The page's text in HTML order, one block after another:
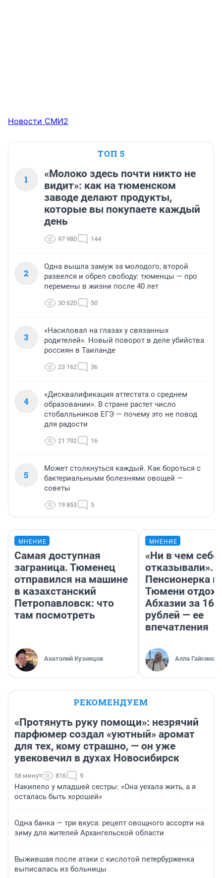
Новости СМИ2
ТОП 5
1
«Молоко здесь почти никто не
видит»: как на тюменском
заводе делают продукты,
которые вы покупаете каждый
день
97 980 144
2
Одна вышла замуж за молодого, второй
развелся и обрел свободу: тюменцы — про
перемены в жизни после 40 лет
30 620 50
3
«Насиловал на глазах у связанных
родителей». Новый поворот в деле убийства
россиян в Таиланде
23 162 36
4
«Дисквалификация аттестата о среднем
образовании». В стране растет число
стобалльников ЕГЭ — почему это не повод
для радости
21 792 16
5
Может столкнуться каждый. Как бороться с
бактериальными болезнями овощей —
советы
19 853 5
МНЕНИЕ
Самая доступная
заграница. Тюменец
отправился на машине
в казахстанский
Петропавловск: что
там посмотреть
Анатолий Кузнецов
МНЕНИЕ
«Ни в чем себе
отказывали».
Пенсионерка
Тюмени
Абхазии за
рублей — ее
впечатления
Алла Гайсина
РЕКОМЕНДУЕМ
«Протянуть руку помощи»: незрячий
парфюмер создал «уютный» аромат
для тех, кому страшно, — он уже
увековечил в духах Новосибирск
58 минут 816 9
Накипело у младшей сестры: «Она уехала жить, а я
осталась быть хорошей»
Одна банка — три вкуса: рецепт овощного ассорти на
зиму для жителей Архангельской области
Выжившая после атаки с кислотой петербурженка
выписалась из больницы